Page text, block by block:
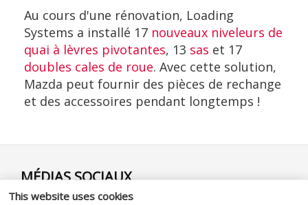
This website uses cookies
Au cours d'une rénovation, Loading
Systems a installé 17 nouveaux niveleurs de
quai à lèvres pivotantes, 13 sas et 17
doubles cales de roue. Avec cette solution,
Mazda peut fournir des pièces de rechange
et des accessoires pendant longtemps !
MÉDIAS SOCIAUX